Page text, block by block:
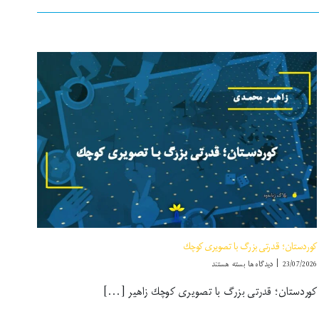
كوردستان؛ قدرتی بزرگ با تصویری كوچك
23/07/2026
| دیدگاه‌ها برای
قدرتی
بسته هستند
كوردستان؛ قدرتی بزرگ با تصویری كوچك زاهیر [...]